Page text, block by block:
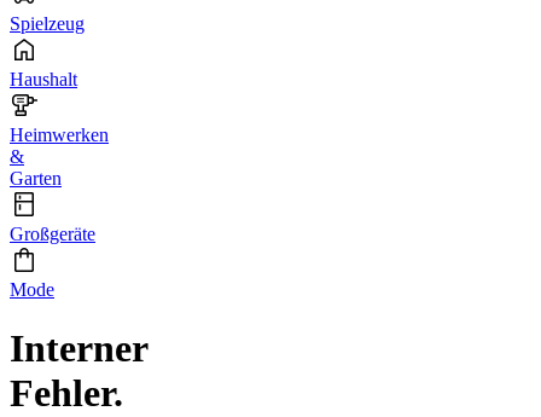
Spielzeug
Haushalt
Heimwerken
&
Garten
Großgeräte
Mode
Interner
Fehler.